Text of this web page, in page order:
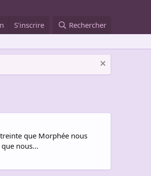
S'inscrire Rechercher
que Morphée nous
nous...